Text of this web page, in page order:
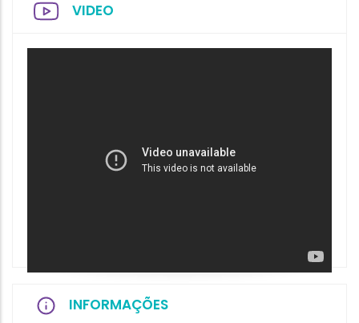
VIDEO
INFORMAÇÕES